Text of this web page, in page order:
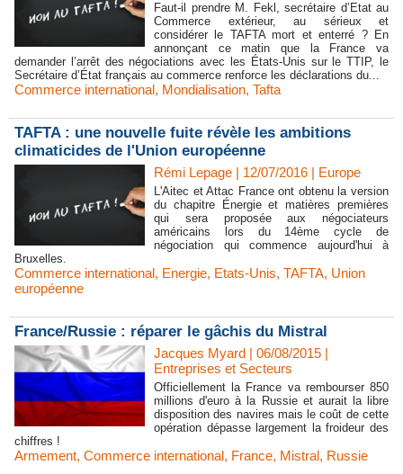
Faut-il prendre M. Fekl, secrétaire d’Etat au
Commerce extérieur, au sérieux et
considérer le TAFTA mort et enterré ? En
annonçant ce matin que la France va
demander l’arrêt des négociations avec les États-Unis sur le TTIP, le
Secrétaire d’État français au commerce renforce les déclarations du...
Commerce international, Mondialisation, Tafta
TAFTA : une nouvelle fuite révèle les ambitions
climaticides de l'Union européenne
Rémi Lepage | 12/07/2016 | Europe
L'Aitec et Attac France ont obtenu la version
du chapitre Énergie et matières premières
qui sera proposée aux négociateurs
américains lors du 14ème cycle de
négociation qui commence aujourd'hui à
Bruxelles.
Commerce international, Energie, Etats-Unis, TAFTA, Union
européenne
France/Russie : réparer le gâchis du Mistral
Jacques Myard | 06/08/2015 |
Entreprises et Secteurs
Officiellement la France va rembourser 850
millions d'euro à la Russie et aurait la libre
disposition des navires mais le coût de cette
opération dépasse largement la froideur des
chiffres !
Armement, Commerce international, France, Mistral, Russie